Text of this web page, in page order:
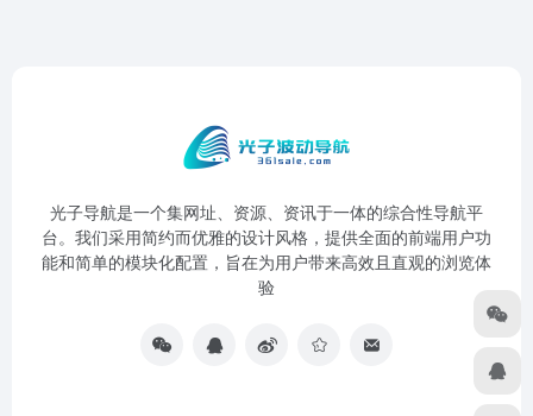
光子导航是一个集网址、资源、资讯于一体的综合性导航平
台。我们采用简约而优雅的设计风格，提供全面的前端用户功
能和简单的模块化配置，旨在为用户带来高效且直观的浏览体
验